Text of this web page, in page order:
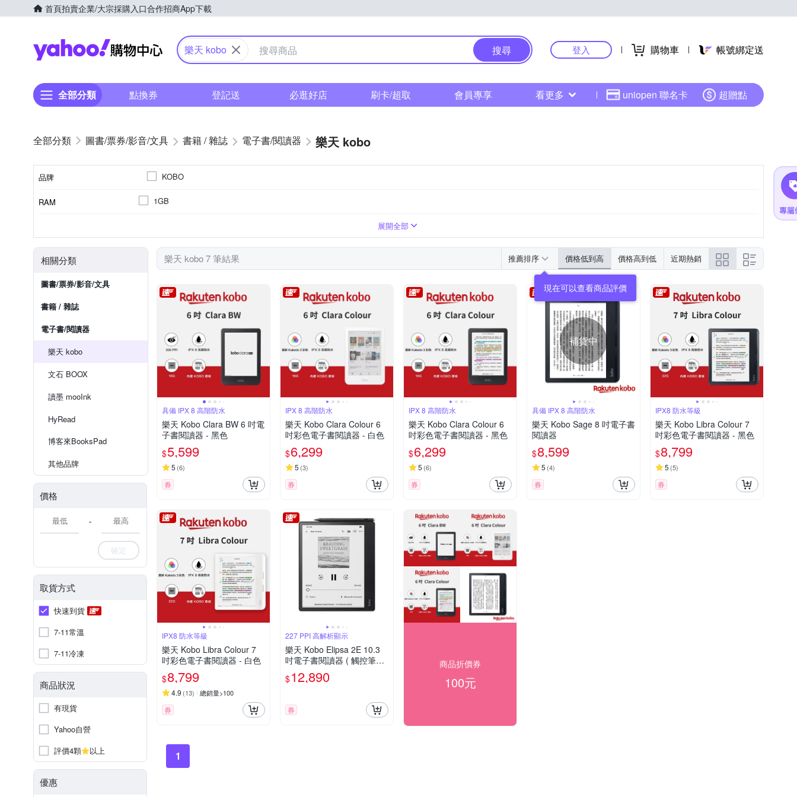
首頁拍賣企業/大宗採購入口合作招商App下載
Yahoo購物中心
樂天 kobo 搜尋 登入 購物車 帳號綁定送
全部分類 點換券 登記送 必逛好店 刷卡/超取 會員專享 看更多 uniopen 聯名卡 超贈點
圖書/票券/影音/文具 書籍 / 雜誌 電子書/閱讀器 樂天 kobo
品牌 KOBO
RAM 1GB
1404 x 1872 (227ppi)
展開全部
相關分類
圖書/票券/影音/文具
書籍 / 雜誌
電子書/閱讀器
樂天 kobo
文石 BOOX
讀墨 mooInk
HyRead
博客來BooksPad
其他品牌
價格
-
確定
取貨方式
快速到貨
7-11常溫
7-11冷凍
商品狀況
有現貨
Yahoo自營
評價4顆
以上
優惠
樂天 kobo 7 筆結果 推薦排序 價格低到高 價格高到低 近期熱銷
現在可以查看商品評價
具備 IPX 8 高階防水
樂天 Kobo Clara BW 6 吋電
子書閱讀器 - 黑色
$5,599
5 (6)
券
IPX 8 高階防水
樂天 Kobo Clara Colour 6
吋彩色電子書閱讀器 - 白色
$6,299
5 (3)
券
IPX 8 高階防水
樂天 Kobo Clara Colour 6
吋彩色電子書閱讀器 - 黑色
$6,299
5 (6)
券
補貨中
具備 IPX 8 高階防水
樂天 Kobo Sage 8 吋電子書
閱讀器
$8,599
5 (4)
券
IPX8 防水等級
樂天 Kobo Libra Colour 7
吋彩色電子書閱讀器 - 黑色
$8,799
5 (5)
券
IPX8 防水等級
樂天 Kobo Libra Colour 7
吋彩色電子書閱讀器 - 白色
$8,799
4.9 (13) 總銷量>100
券
227 PPI 高解析顯示
樂天 Kobo Elipsa 2E 10.3
吋電子書閱讀器 ( 觸控筆二
合一套組 )
$12,890
券
商品折價券
100元
1